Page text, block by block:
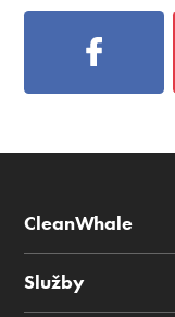
CleanWhale
Služby